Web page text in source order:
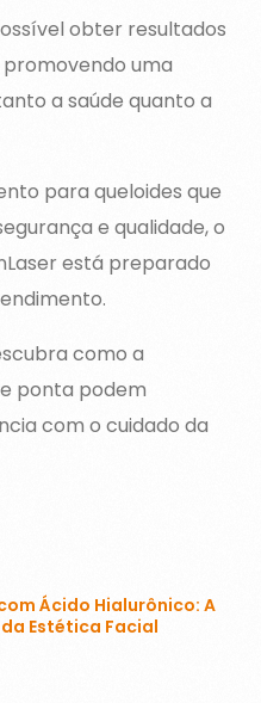
obter resultados
uma
a saúde quanto a
para queloides que
e qualidade, o
está preparado
como a
ponta podem
com o cuidado da
Ácido Hialurônico: A
Estética Facial